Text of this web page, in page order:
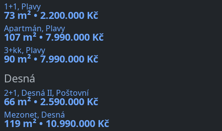
1+1, Plavy
73 m² • 2.200.000 Kč
Apartmán, Plavy
107 m² • 7.990.000 Kč
3+kk, Plavy
90 m² • 7.990.000 Kč
Desná
2+1, Desná II, Poštovní
66 m² • 2.590.000 Kč
Mezonet, Desná
119 m² • 10.990.000 Kč